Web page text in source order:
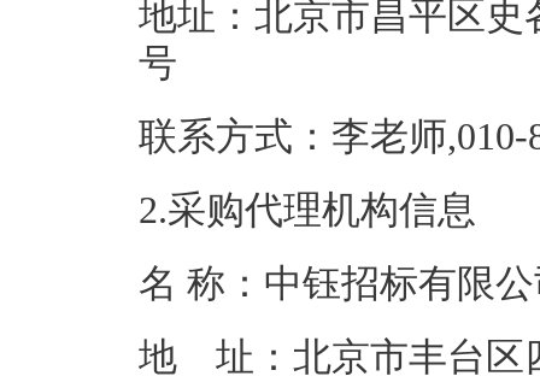
地址：北京市昌平区史
号
联系方式：李老
2.采购代理机构信息
名 称：中
地 址：北京市丰台区